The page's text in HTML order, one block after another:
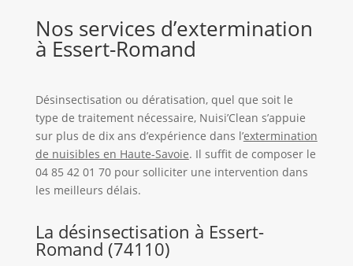
Nos services d’extermination
à Essert-Romand
Désinsectisation ou dératisation, quel que soit le
type de traitement nécessaire, Nuisi’Clean s’appuie
sur plus de dix ans d’expérience dans l’extermination
de nuisibles en Haute-Savoie. Il suffit de composer le
04 85 42 01 70 pour solliciter une intervention dans
les meilleurs délais.
La désinsectisation à Essert-
Romand (74110)